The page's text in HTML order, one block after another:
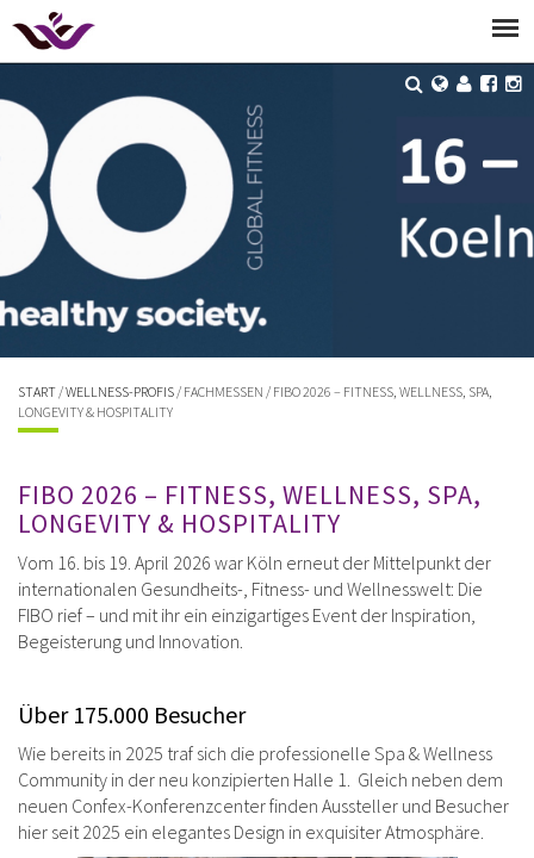
START/WELLNESS-PROFIS/ FACHMESSEN / FIBO 2026 – FITNESS, WELLNESS, SPA,
LONGEVITY & HOSPITALITY
FIBO 2026 – FITNESS, WELLNESS, SPA,
LONGEVITY & HOSPITALITY
Vom 16. bis 19. April 2026 war Köln erneut der Mittelpunkt der
internationalen Gesundheits-, Fitness- und Wellnesswelt: Die
FIBO rief – und mit ihr ein einzigartiges Event der Inspiration,
Begeisterung und Innovation.
Über 175.000 Besucher
Wie bereits in 2025 traf sich die professionelle Spa & Wellness
Community in der neu konzipierten Halle 1. Gleich neben dem
neuen Confex-Konferenzcenter finden Aussteller und Besucher
hier seit 2025 ein elegantes Design in exquisiter Atmosphäre.